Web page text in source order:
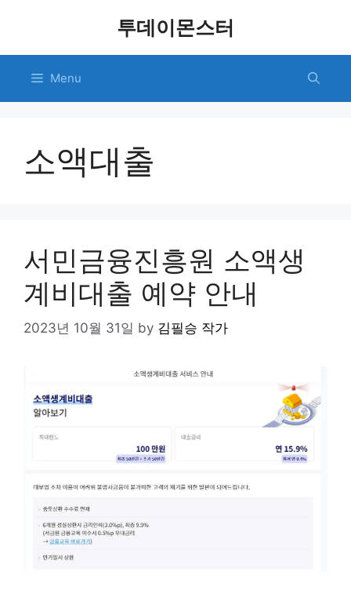
투데이몬스터
Menu
소액대출
서민금융진흥원 소액생
계비대출 예약 안내
2023년 10월 31일 by 김필승 작가